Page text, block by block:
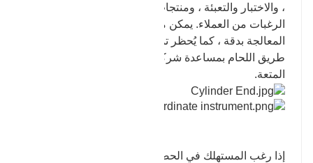
، والاختبار والتعبئة ، ومنتجات رأس الأسطوانة التي تلبي
الرغبات من العملاء. يمكن مراجعة كل خطوة من خطوات
المعالجة بدقة ، كما يُحظر تمامًا إجراء إصلاح البضائع عن
طريق اللحام بمساعدة شركتنا ، لذلك يمكن ضمان
المتعة.
إذا رغب المستهلك في الحصول على سلع جماعية ،